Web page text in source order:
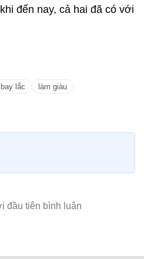
đến nay, cả hai đã có với
bay lắc làm giàu